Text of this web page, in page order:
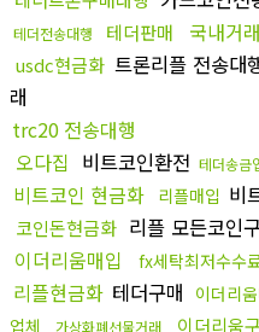
테더전송대행 테더판매 국내거
usdc현금화 트론리플 전송대
래
trc20 전송대행
오다집 비트코인환전 테더송금
비트코인 현금화 리플매입 비
코인돈현금화 리플 모든코인
이더리움매입
fx세탁최저수수
리플현금화 테더구매 이더리
업체
가상화폐선물거래 이더리움